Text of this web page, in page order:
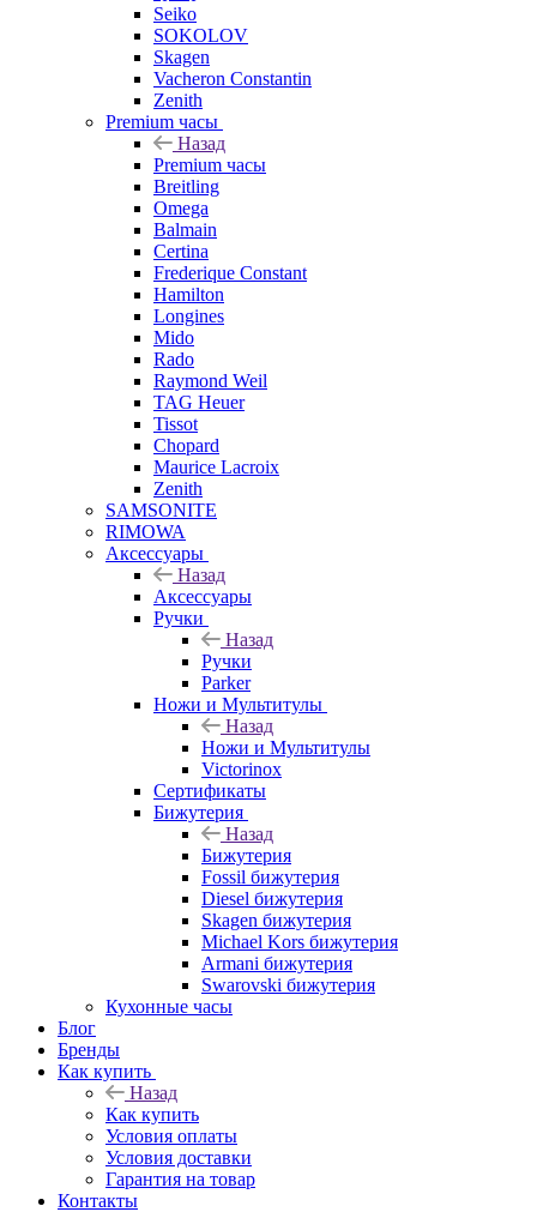
Seiko
SOKOLOV
Skagen
Vacheron Constantin
Zenith
Premium часы
Назад
Premium часы
Breitling
Omega
Balmain
Certina
Frederique Constant
Hamilton
Longines
Mido
Rado
Raymond Weil
TAG Heuer
Tissot
Chopard
Maurice Lacroix
Zenith
SAMSONITE
RIMOWA
Аксессуары
Назад
Аксессуары
Ручки
Назад
Ручки
Parker
Ножи и Мультитулы
Назад
Ножи и Мультитулы
Victorinox
Сертификаты
Бижутерия
Назад
Бижутерия
Fossil бижутерия
Diesel бижутерия
Skagen бижутерия
Michael Kors бижутерия
Armani бижутерия
Swarovski бижутерия
Кухонные часы
Блог
Бренды
Как купить
Назад
Как купить
Условия оплаты
Условия доставки
Гарантия на товар
Контакты